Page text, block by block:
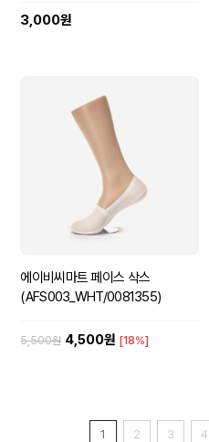
3,000원
에이비씨마트 페이스 삭스
(AFS003_WHT/0081355)
5,500원 4,500원 [18%]
1 2 3 4